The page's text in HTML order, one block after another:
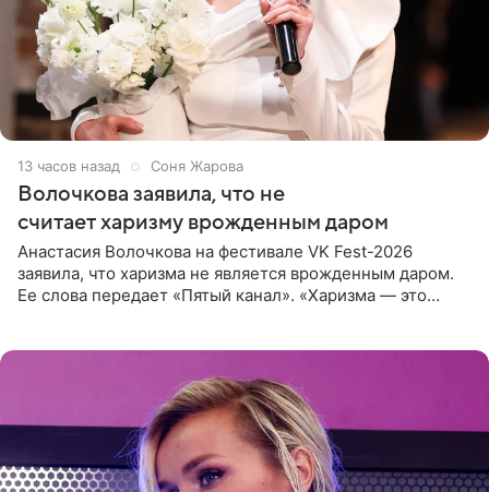
13 часов назад Соня Жарова
Волочкова заявила, что не
считает харизму врожденным даром
Анастасия Волочкова на фестивале VK Fest-2026
заявила, что харизма не является врожденным даром.
Ее слова передает «Пятый канал». «Харизма — это